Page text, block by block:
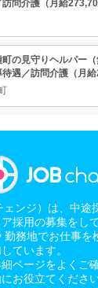
問介護（月給
町の見守りヘルパー
遇／訪問介護（月
ンジ）は、中途
採用の募集をし
務地でお仕事を
ています。
ページをよくご
お役立てください